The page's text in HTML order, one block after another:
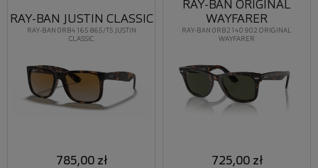
RAY-BAN 0RB4165 865/T5 JUSTIN
CLASSIC
RAY-BAN JUSTIN CLASSIC
785,00 zł
RAY-BAN 0RB2140 902 ORIGINAL
WAYFARER
RAY-BAN ORIGINAL
WAYFARER
725,00 zł